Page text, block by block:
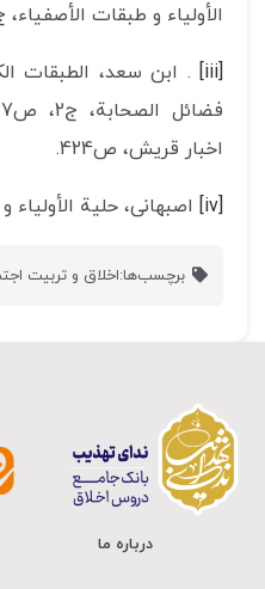
الأولياء و طبقات الأصفياء، ج‏1،
[iii]
اخبار قریش، ص424.
[iv] اصبهانی، حلية الأولياء و
برچسب‌ها:اخلاق و تربیت
درباره ما